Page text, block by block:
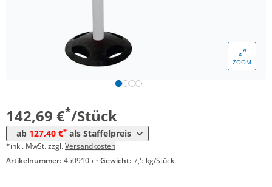
ZOOM
142,69 €*/Stück
ab 127,40 €* als Staffelpreis
*inkl. MwSt. zzgl.Versandkosten
Artikelnummer: 4509105 · Gewicht: 7,5 kg/Stück